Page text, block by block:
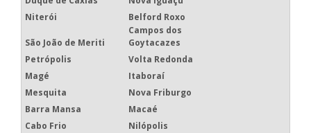
Niterói
Belford Roxo
São João de Meriti
Campos dos
Goytacazes
Petrópolis
Volta Redonda
Magé
Itaboraí
Mesquita
Nova Friburgo
Barra Mansa
Macaé
Cabo Frio
Nilópolis